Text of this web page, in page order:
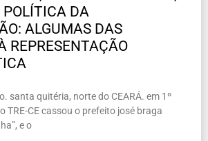
POLÍTICA DA
ALGUMAS DAS
REPRESENTAÇÃO
santa quitéria, norte do CEARÁ. em 1º
TRE-CE cassou o prefeito josé braga
e o